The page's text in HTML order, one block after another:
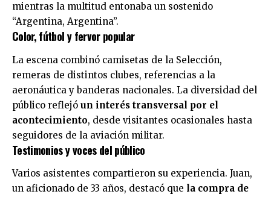
mientras la multitud entonaba un sostenido
“Argentina, Argentina”.
Color, fútbol y fervor popular
La escena combinó camisetas de la Selección,
remeras de distintos clubes, referencias a la
aeronáutica y banderas nacionales. La diversidad del
público reflejó un interés transversal por el
acontecimiento, desde visitantes ocasionales hasta
seguidores de la aviación militar.
Testimonios y voces del público
Varios asistentes compartieron su experiencia. Juan,
un aficionado de 33 años, destacó que la compra de